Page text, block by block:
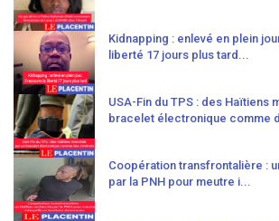
Kidnapping : enlevé en plein
liberté 17 jours plus tard...
USA-Fin du TPS : des Haïtiens
bracelet électronique comme
Coopération transfrontalière :
par la PNH pour meutre i...